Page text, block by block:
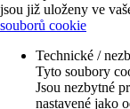
jsou již uloženy ve
souborů cookie
Technické /
Tyto soubory
Jsou nezbytné
nastavené jako